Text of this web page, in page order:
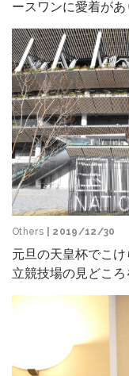
ースワンに愛着があ
Others | 2019/12/30
元旦の天皇杯でこ
立競技場の見どこ